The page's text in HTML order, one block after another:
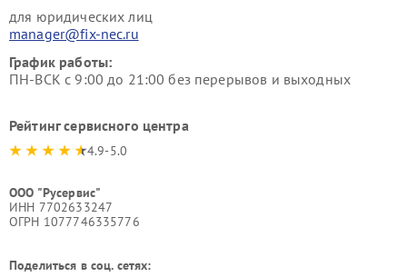
для юридических лиц
manager@fix-nec.ru
График работы:
ПН-ВСК с 9:00 до 21:00 без перерывов и выходных
Рейтинг сервисного центра
4.9-5.0
ООО "Русервис"
ИНН 7702633247
ОГРН 1077746335776
Поделиться в соц. сетях: